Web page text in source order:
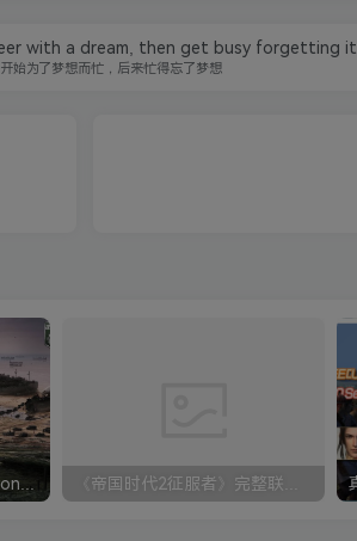
with a dream, then get busy forgetting it.
始为了梦想而忙，后来忙得忘了梦想